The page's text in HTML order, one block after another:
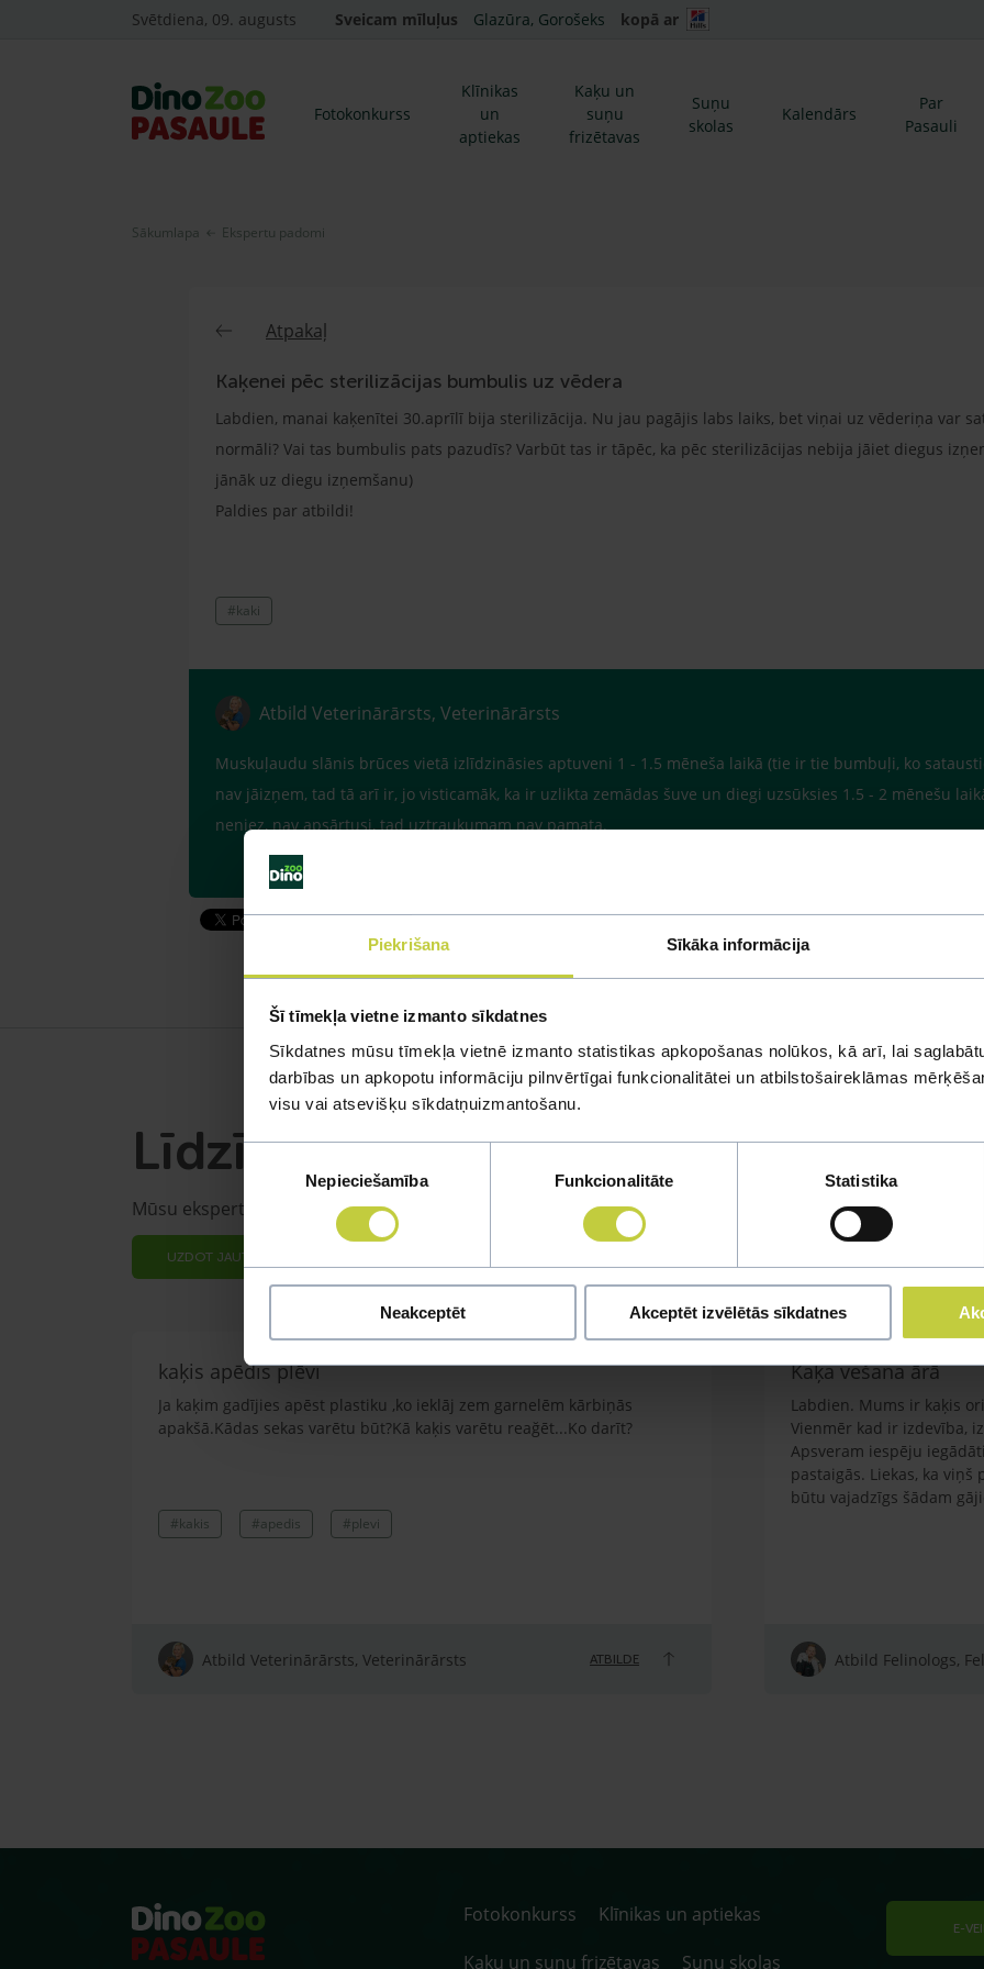
Piekrišana Sīkāka informācija
Šī tīmekļa vietne izmanto sīkdatnes
Sīkdatnes mūsu tīmekļa vietnē izmanto statistikas apkopošanas nolūkos, kā arī, lai
darbības un apkopotu informāciju pilnvērtīgai funkcionalitātei un atbilstošaireklāmas
visu vai atsevišķu sīkdatņuizmantošanu.
Nepieciešamība Funkcionalitāte Statistika
Neakceptēt Akceptēt izvēlētās sīkdatnes
Svētdiena, 09. augusts Sveicam mīluļus Glazūra, Gorošeks kopā ar
Fotokonkurss
Klīnikas
un
aptiekas
Kaķu un
suņu
frizētavas
Suņu
skolas
Kalendārs
Par
Pasauli
Sākumlapa Ekspertu padomi
Atpakaļ
Kaķenei pēc sterilizācijas bumbulis uz vēdera
Labdien, manai kaķenītei 30.aprīlī bija sterilizācija. Nu jau pagājis labs laiks, bet viņai uz vēderiņa var
normāli? Vai tas bumbulis pats pazudīs? Varbūt tas ir tāpēc, ka pēc sterilizācijas nebija jāiet diegus
jānāk uz diegu izņemšanu)
Paldies par atbildi!
#kaki
Atbild Veterinārārsts, Veterinārārsts
Muskuļaudu slānis brūces vietā izlīdzināsies aptuveni 1 - 1.5 mēneša laikā (tie ir tie bumbuļi, ko
nav jāizņem, tad tā arī ir, jo visticamāk, ka ir uzlikta zemādas šuve un diegi uzsūksies 1.5 - 2 mēnešu
neniez, nav apsārtusi, tad uztraukumam nav pamata.
Līdzīgi jautājumi
Mūsu eksperti spēs atbildēt uz jebkuru Jūsu jautājumu
UZDOT JAUTĀJUMU
kaķis apēdis plēvi
Ja kaķim gadījies apēst plastiku ,ko ieklāj zem garnelēm kārbiņās
apakšā.Kādas sekas varētu būt?Kā kaķis varētu reağēt...Ko darīt?
#kakis #apedis #plevi
Atbild Veterinārārsts, Veterinārārsts ATBILDE
Kaķa vešana ārā
Labdien. Mums ir kaķis
Vienmēr kad ir izdevība,
Apsveram iespēju
pastaigās. Liekas, ka
būtu vajadzīgs šādam
Atbild Felinologs,
Fotokonkurss
Klīnikas un aptiekas
Kaķu un suņu frizētavas
Suņu skolas
E-